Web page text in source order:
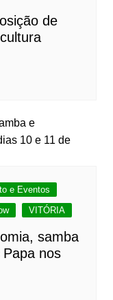
de
e Eventos
VITÓRIA
samba
nos